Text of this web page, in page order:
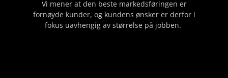
Vi mener at den beste markedsføringen er
fornøyde kunder, og kundens ønsker er derfor i
fokus uavhengig av størrelse på jobben.